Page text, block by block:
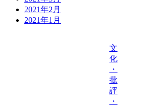
2021年2月
2021年1月
文
化
・
批
評
・